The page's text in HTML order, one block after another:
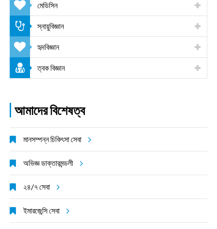
মেডিসিন
স্নায়ুবিজ্ঞান
হৃদবিজ্ঞান
ত্বক বিজ্ঞান
আমাদের বিশেষত্ব
মানসম্পন্ন চিকিৎসা সেবা
অভিজ্ঞ ডাক্তারমন্ডলী
২৪/৭ সেবা
ইমারজেন্সি সেবা